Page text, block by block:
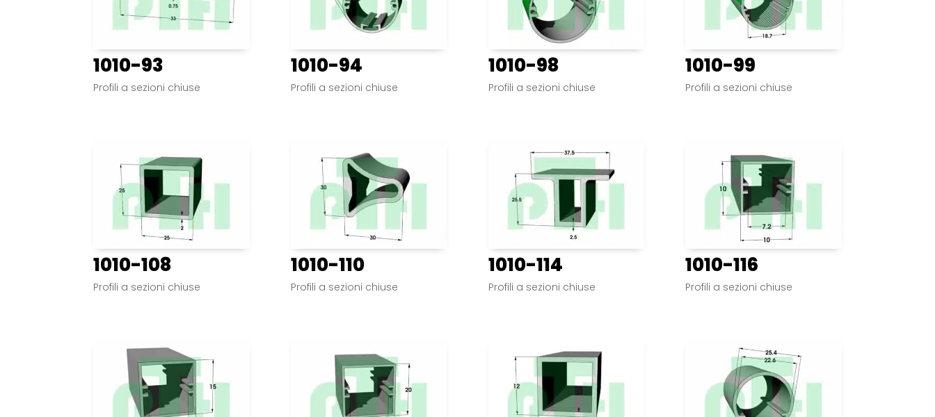
1010-93
Profili a sezioni chiuse
1010-94
Profili a sezioni chiuse
1010-98
Profili a sezioni chiuse
1010-99
Profili a sezioni chiuse
1010-108
Profili a sezioni chiuse
1010-110
Profili a sezioni chiuse
1010-114
Profili a sezioni chiuse
1010-116
Profili a sezioni chiuse